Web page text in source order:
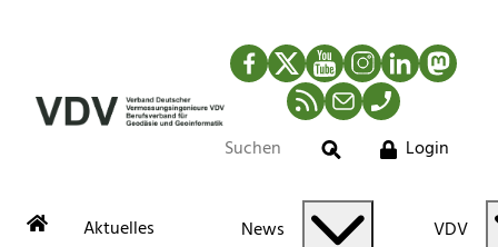
Facebook
TwitterYouTubeInstagram
LinkedIn
RSS-Newsfeed
MailTelefon
Suche
Login
Aktuelles News VDV